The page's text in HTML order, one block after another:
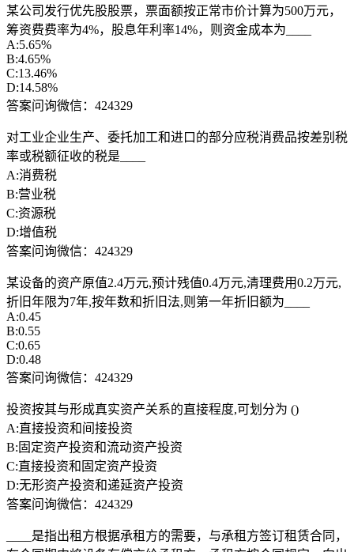
某公司发行优先股股票，票面额按正常市价计算为500万元，
筹资费费率为4%，股息年利率14%，则资金成本为____
A:5.65%
B:4.65%
C:13.46%
D:14.58%
答案问询微信：424329
对工业企业生产、委托加工和进口的部分应税消费品按差别税
率或税额征收的税是____
A:消费税
B:营业税
C:资源税
D:增值税
答案问询微信：424329
某设备的资产原值2.4万元,预计残值0.4万元,清理费用0.2万元,
折旧年限为7年,按年数和折旧法,则第一年折旧额为____
A:0.45
B:0.55
C:0.65
D:0.48
答案问询微信：424329
投资按其与形成真实资产关系的直接程度,可划分为 ()
A:直接投资和间接投资
B:固定资产投资和流动资产投资
C:直接投资和固定资产投资
D:无形资产投资和递延资产投资
答案问询微信：424329
____是指出租方根据承租方的需要，与承租方签订租赁合同，